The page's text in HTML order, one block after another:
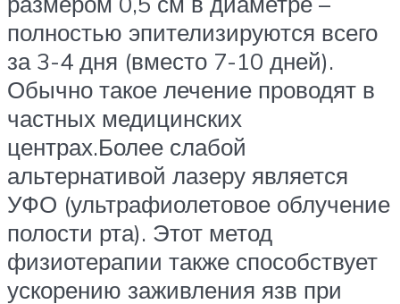
полностью эпителизируются всего
за 3-4 дня (вместо 7-10 дней).
Обычно такое лечение проводят в
частных медицинских
центрах.Более слабой
альтернативой лазеру является
УФО (ультрафиолетовое облучение
полости рта). Этот метод
физиотерапии также способствует
ускорению заживления язв при